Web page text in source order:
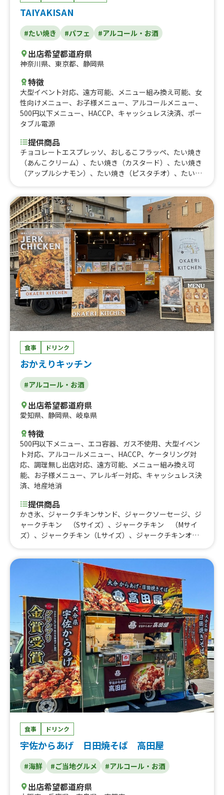
TAIYAKISAN
#たい焼き #パフェ #アルコール・お酒
出店希望都道府県
神奈川県、 東京都、 静岡県
特徴
大型イベント対応、 遠方可能、 メニュー組み換え可能、 女
性向けメニュー、 お子様メニュー、 アルコールメニュー、
500円以下メニュー、 HACCP、 キャッシュレス決済、 ポー
タブル電源
提供商品
チョコレートエスプレッソ、おしるこフラッペ、たい焼き
（あんこクリーム）、たい焼き（カスタード）、たい焼き
（アップルシナモン）、たい焼き（ピスタチオ）、たい焼
焼き（チョコ）、たい焼き（カフェラテ）、たい焼き（紅
茶）、たい焼き（抹茶あんこ）、たい焼き（パンプキ
ン）、たい焼き（いも）、たい焼き（マロン）、たい焼き
（いちご）、ビーフシチューたい焼き、ハンバーグシチュ
ーたい焼き、ピザたい焼き、カレーたい焼き、冷やしたい
焼き（チョコあんこ）、冷やしたい焼き（いちごカスター
ド）、冷やしたい焼き（レモンチーズ）、冷やしたい焼き
（カフェラテ）、かき氷（シロップかけ放題）、レモネー
ドスカッシュ、ハニージンジャーソーダ、いちごカルピス
ソーダ、アイスコーヒー、ビール、レモンサワー、ハイボ
ール、カルピスサワー、たいやきドリンクセット、ホット
コーヒー、ホットレモン、ホットはちみつジンジャー、ミ
ネストローネ、カシスカルピス、クラムチャウダー、おし
るこ、ホットレモン酎ハイ、ホットレモン酒、ホットウイ
スキー、ベイリーズチョコレートミルク、ほっとココアチ
ョコレート
食事 ドリンク
おかえりキッチン
#アルコール・お酒
出店希望都道府県
愛知県、 静岡県、 岐阜県
特徴
500円以下メニュー、 エコ容器、 ガス不使用、 大型イベン
ト対応、 アルコールメニュー、 HACCP、 ケータリング対
応、 調理無し出店対応、 遠方可能、 メニュー組み換え可
能、 お子様メニュー、 アレルギー対応、 キャッシュレス決
済、 地産地消
提供商品
かき氷、ジャークチキンサンド、ジャークソーセージ、ジ
ャークチキン （Sサイズ）、ジャークチキン （Mサイ
ズ）、ジャークチキン（Lサイズ）、ジャークチキンオー
り）、ジャークチキン弁当、だし巻きたまご （1本
巻）、だし巻きたまご （ハーフサイズ）、オーガニック
レモネード、ビール、ノンアルコール・ビール
食事 ドリンク
宇佐からあげ 日田焼そば 高田屋
#海鮮 #ご当地グルメ #アルコール・お酒
出店希望都道府県